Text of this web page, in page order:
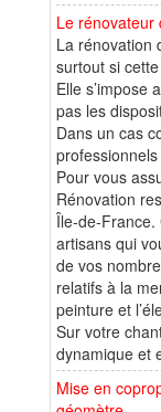
Le rénovateur
La rénovation
surtout si
Elle s’impose
pas les
Dans un cas
Pour vous
Rénovation
Île-de-France.
artisans qui
de vos
relatifs à la
peinture et
Sur votre
dynamique et
Mise en